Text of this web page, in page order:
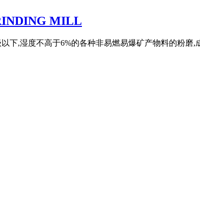
MILL
下,湿度不高于6%的各种非易燃易爆矿产物料的粉磨